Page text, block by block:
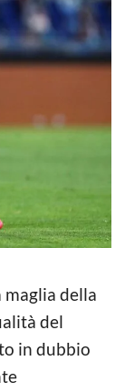
maglia della
del
in dubbio